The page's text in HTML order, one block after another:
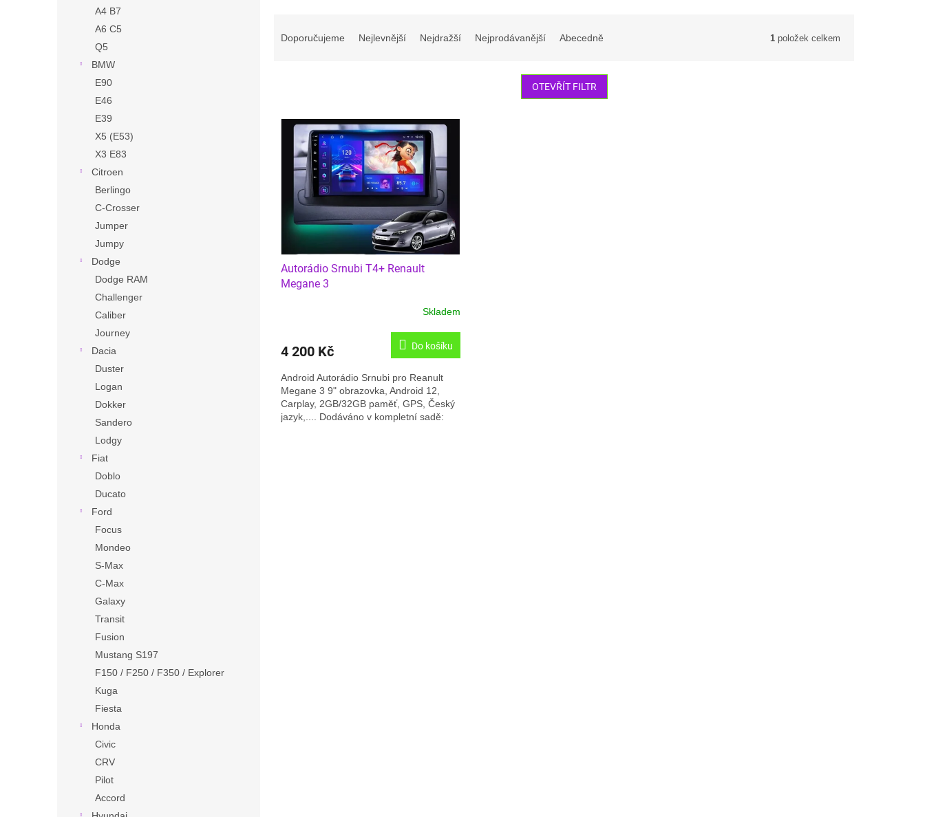
A4 B7
A6 C5
Q5
BMW
E90
E46
E39
X5 (E53)
X3 E83
Citroen
Berlingo
C-Crosser
Jumper
Jumpy
Dodge
Dodge RAM
Challenger
Caliber
Journey
Dacia
Duster
Logan
Dokker
Sandero
Lodgy
Fiat
Doblo
Ducato
Ford
Focus
Mondeo
S-Max
C-Max
Galaxy
Transit
Fusion
Mustang S197
F150 / F250 / F350 / Explorer
Kuga
Fiesta
Honda
Civic
CRV
Pilot
Accord
Doporučujeme Nejlevnější Nejdražší Nejprodávanější Abecedně 1 položek celkem
OTEVŘÍT FILTR
V
Autorádio Srnubi T4+ Renault
Megane 3
Skladem
4 200 Kč Do košíku
Android Autorádio Srnubi pro Reanult
Megane 3 9" obrazovka, Android 12,
Carplay, 2GB/32GB paměť, GPS, Český
jazyk,.... Dodáváno v kompletní sadě: